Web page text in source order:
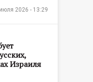
2026 - 13:29
Израиля